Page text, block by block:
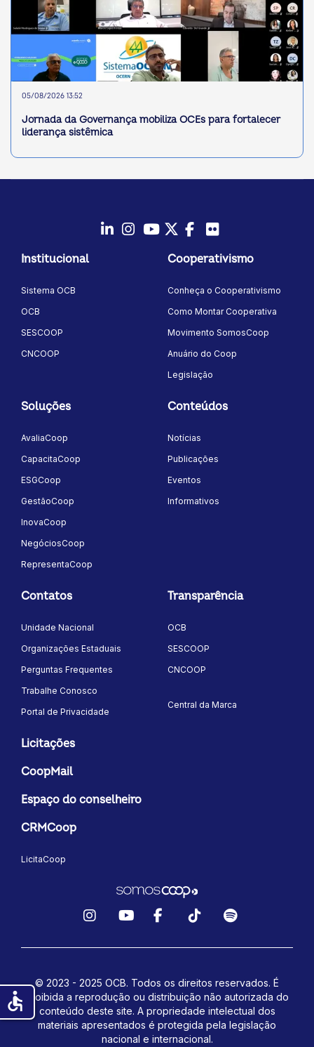
05/08/2026 13:52
Jornada da Governança mobiliza OCEs para fortalecer
liderança sistêmica
Institucional
Sistema OCB
OCB
SESCOOP
CNCOOP
Cooperativismo
Conheça o Cooperativismo
Como Montar Cooperativa
Movimento SomosCoop
Anuário do Coop
Legislação
Soluções
AvaliaCoop
CapacitaCoop
ESGCoop
GestãoCoop
InovaCoop
NegóciosCoop
RepresentaCoop
Conteúdos
Notícias
Publicações
Eventos
Informativos
Contatos
Unidade Nacional
Organizações Estaduais
Perguntas Frequentes
Trabalhe Conosco
Portal de Privacidade
Transparência
OCB
SESCOOP
CNCOOP
Central da Marca
Licitações
CoopMail
Espaço do conselheiro
CRMCoop
LicitaCoop
© 2023 - 2025 OCB. Todos os direitos reservados. É
proibida a reprodução ou distribuição não autorizada do
conteúdo deste site. A propriedade intelectual dos
materiais apresentados é protegida pela legislação
nacional e internacional.
accessible